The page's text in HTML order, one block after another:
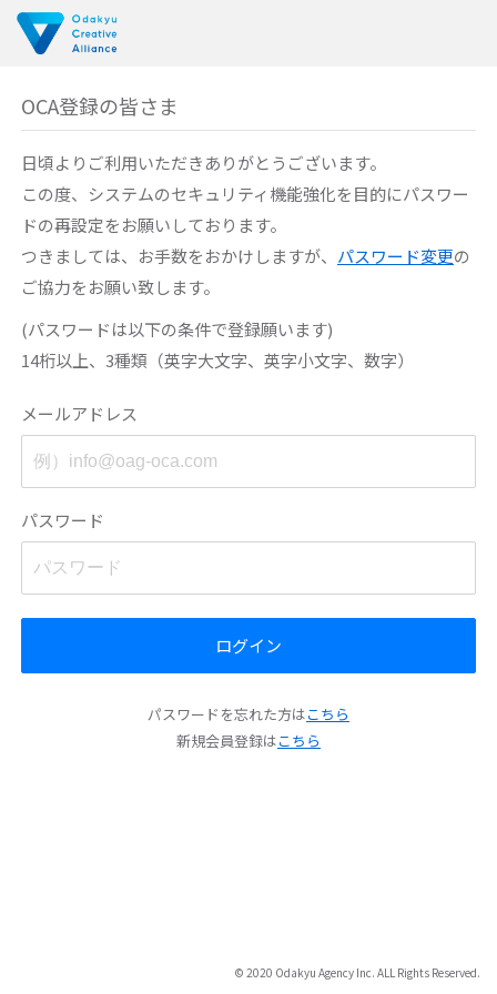
OCA登録の皆さま
日頃よりご利用いただきありがとうございます。
この度、システムのセキュリティ機能強化を目的にパスワー
ドの再設定をお願いしております。
つきましては、お手数をおかけしますが、 パスワード変更の
ご協力をお願い致します。
(パスワードは以下の条件で登録願います)
14桁以上、3種類（英字大文字、英字小文字、数字）
メールアドレス
パスワード
ログイン
パスワードを忘れた方はこちら
新規会員登録はこちら
© 2020 Odakyu Agency Inc. ALL Rights Reserved.